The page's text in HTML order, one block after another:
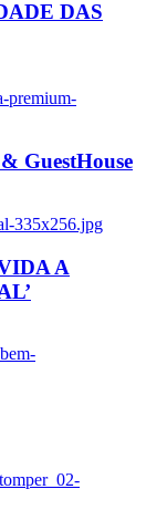
DAS
premium-
GuestHouse
335x256.jpg
A